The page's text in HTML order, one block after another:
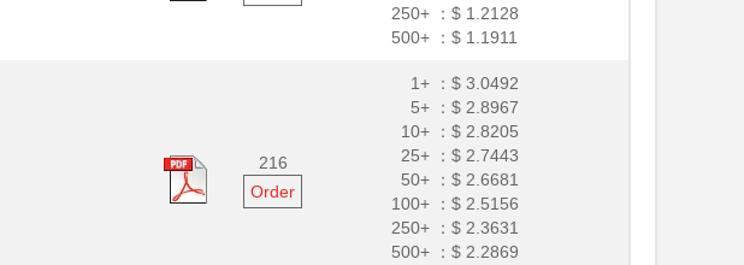
250+ ：$ 1.2128
500+ ：$ 1.1911
216
Order
1+ ：$ 3.0492
5+ ：$ 2.8967
10+ ：$ 2.8205
25+ ：$ 2.7443
50+ ：$ 2.6681
100+ ：$ 2.5156
250+ ：$ 2.3631
500+ ：$ 2.2869